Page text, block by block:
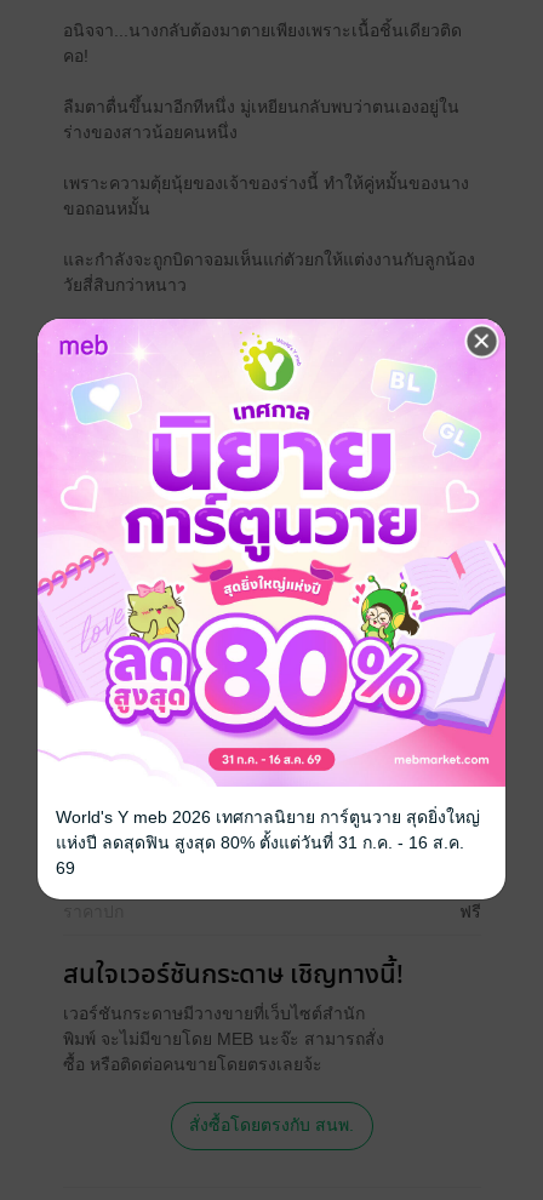
อนิจจา...นางกลับต้องมาตายเพียงเพราะเนื้อชิ้นเดียวติด
คอ!
ลืมตาตื่นขึ้นมาอีกทีหนึ่ง มู่เหยียนกลับพบว่าตนเองอยู่ใน
ร่างของสาวน้อยคนหนึ่ง
เพราะความตุ้ยนุ้ยของเจ้าของร่างนี้ ทำให้คู่หมั้นของนาง
ขอถอนหมั้น
และกำลังจะถูกบิดาจอมเห็นแก่ตัวยกให้แต่งงานกับลูกน้อง
วัยสี่สิบกว่าหนาว
ทำเอามู่เหยียนรีบขโมยเงิน วิ่งไปซื้อสามีที่หอคณิกาชาย
แทบไม่ทัน
สามีไม่ขยันไม่เป็นไร เพื่ออนาคตที่สดใสในวันข้างหน้า
นางขึ้นคร่อมขย่มเอง!!
อนิจจา มู่เหยียนไม่รู้เลยว่า...คณิกาชายที่นางประมูลมา
เป็นสามีนั้นคือ 'เซี่ยเซียงเหยา' หรือว่าเยี่ยนอ๋อง บอสลับ
อันดับหนึ่งของนิยายเรื่องนี้นี่เอง!
จีนโบราณ Top of the Year 2024 - TOP FREE
กำลังภายใน ย้อนยุค/พีเรียด ครอบครัว
ตัวร้ายของข้า งดงามกว่าใคร
วันที่วางขาย 21 มิถุนายน 2567
ความยาว
ฟรี
สนใจเวอร์ชันกระดาษ เชิญทางนี้!
เวอร์ชันกระดาษมีวางขายที่เว็บไซต์สำนัก
พิมพ์ จะไม่มีขายโดย MEB นะจ๊ะ สามารถสั่ง
ซื้อ หรือติดต่อคนขายโดยตรงเลยจ้ะ
สั่งซื้อโดยตรงกับ สนพ.
World's Y meb 2026 เทศกาลนิยาย การ์ตูนวาย สุดยิ่งใหญ่
แห่งปี ลดสุดฟิน สูงสุด 80% ตั้งแต่วันที่ 31 ก.ค. - 16 ส.ค.
69